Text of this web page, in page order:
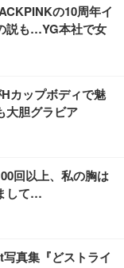
の10周年イ
説も…YG本社で女
カップボディで魅
大胆グラビア
回以上、私の胸は
して…
真集『どストライ